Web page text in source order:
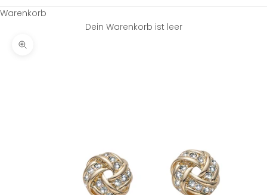
Warenkorb
Dein Warenkorb ist leer
Bild vergrößern